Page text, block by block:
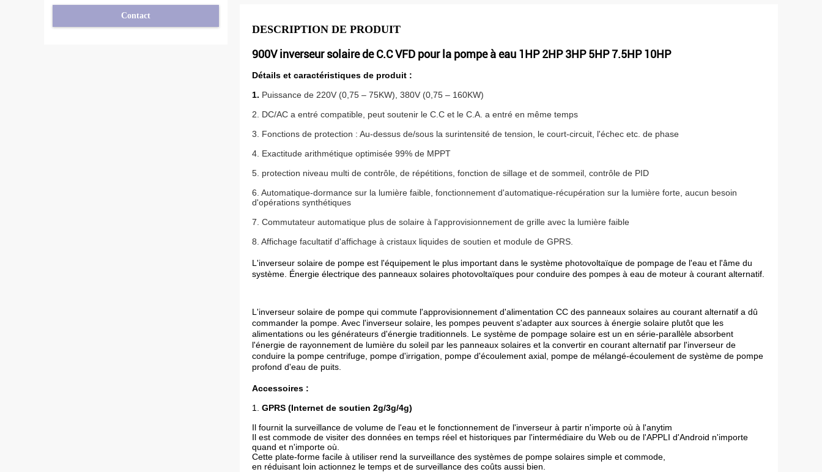
Contact
DESCRIPTION DE PRODUIT
900V inverseur solaire de C.C VFD pour la pompe à eau 1HP 2HP 3HP 5HP 7.5HP 10HP
Détails et caractéristiques de produit :
1. Puissance de 220V (0,75 – 75KW), 380V (0,75 – 160KW)
2. DC/AC a entré compatible, peut soutenir le C.C et le C.A. a entré en même temps
3. Fonctions de protection : Au-dessus de/sous la surintensité de tension, le court-circuit, l'échec etc. de phase
4. Exactitude arithmétique optimisée 99% de MPPT
5. protection niveau multi de contrôle, de répétitions, fonction de sillage et de sommeil, contrôle de PID
6. Automatique-dormance sur la lumière faible, fonctionnement d'automatique-récupération sur la lumière forte, aucun besoin
d'opérations synthétiques
7. Commutateur automatique plus de solaire à l'approvisionnement de grille avec la lumière faible
8. Affichage facultatif d'affichage à cristaux liquides de soutien et module de GPRS.
L'inverseur solaire de pompe est l'équipement le plus important dans le système photovoltaïque de pompage de l'eau et l'âme du
système. Énergie électrique des panneaux solaires photovoltaïques pour conduire des pompes à eau de moteur à courant alternatif.
L'inverseur solaire de pompe qui commute l'approvisionnement d'alimentation CC des panneaux solaires au courant alternatif a dû
commander la pompe. Avec l'inverseur solaire, les pompes peuvent s'adapter aux sources à énergie solaire plutôt que les
alimentations ou les générateurs d'énergie traditionnels. Le système de pompage solaire est un en série-parallèle absorbent
l'énergie de rayonnement de lumière du soleil par les panneaux solaires et la convertir en courant alternatif par l'inverseur de
conduire la pompe centrifuge, pompe d'irrigation, pompe d'écoulement axial, pompe de mélangé-écoulement de système de pompe
profond d'eau de puits.
Accessoires :
1. GPRS (Internet de soutien 2g/3g/4g)
Il fournit la surveillance de volume de l'eau et le fonctionnement de l'inverseur à partir n'importe où à l'anytim
Il est commode de visiter des données en temps réel et historiques par l'intermédiaire du Web ou de l'APPLI d'Android n'importe
quand et n'importe où.
Cette plate-forme facile à utiliser rend la surveillance des systèmes de pompe solaires simple et commode,
en réduisant loin actionnez le temps et de surveillance des coûts aussi bien.